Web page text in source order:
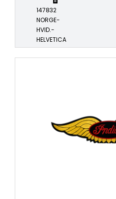
147832
NORGE-
HVID.-
HELVETICA